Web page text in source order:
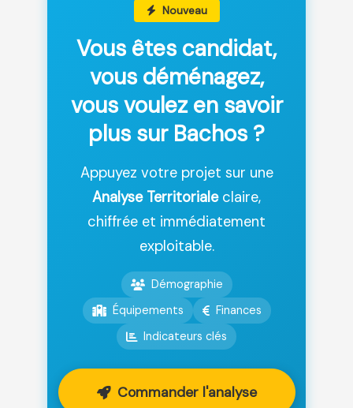
Nouveau
Vous êtes candidat,
vous déménagez,
vous voulez en savoir
plus sur Bachos ?
Appuyez votre projet sur une
Analyse Territorialeclaire,
chiffrée et immédiatement
exploitable.
Démographie
Équipements
Finances
Indicateurs clés
Commander l'analyse